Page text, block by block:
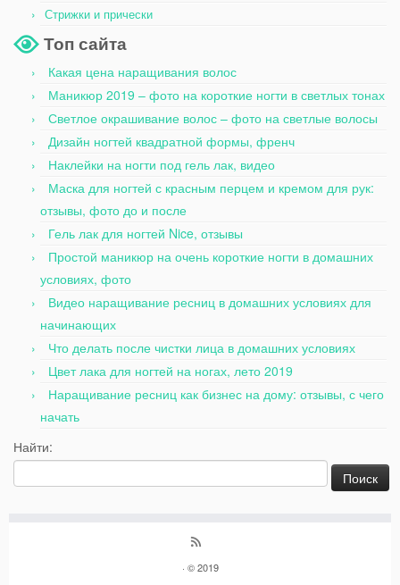
Стрижки и прически
Топ сайта
Какая цена наращивания волос
Маникюр 2019 – фото на короткие ногти в светлых тонах
Светлое окрашивание волос – фото на светлые волосы
Дизайн ногтей квадратной формы, френч
Наклейки на ногти под гель лак, видео
Маска для ногтей с красным перцем и кремом для рук:
отзывы, фото до и после
Гель лак для ногтей Nice, отзывы
Простой маникюр на очень короткие ногти в домашних
условиях, фото
Видео наращивание ресниц в домашних условиях для
начинающих
Что делать после чистки лица в домашних условиях
Цвет лака для ногтей на ногах, лето 2019
Наращивание ресниц как бизнес на дому: отзывы, с чего
начать
Найти:
· © 2019